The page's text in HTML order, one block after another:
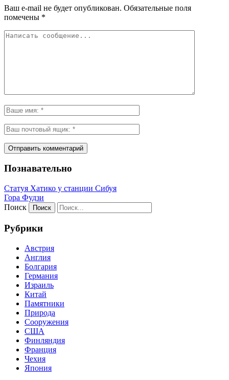
Ваш e-mail не будет опубликован. Обязательные поля
помечены *
Познавательно
Статуя Хатико у станции Сибуя
Гора Фудзи
Поиск
Рубрики
Австрия
Англия
Болгария
Германия
Израиль
Китай
Памятники
Природа
Сооружения
США
Финляндия
Франция
Чехия
Япония